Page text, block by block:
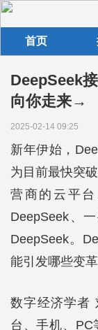
首页
DeepSeek
向你走来→
2025-02-14 09:25
新年伊始，
为目前最快突
营商的云平
DeepSeek、
DeepSeek。
能引发哪些变
数字经济学者
台、手机、PC